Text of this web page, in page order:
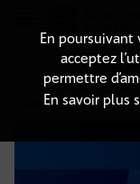
18 août 2021à 4h05, durée :
En
acceptez
permettre
En savoir plus